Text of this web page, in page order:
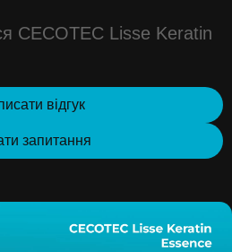
CECOTEC Lisse Keratin
відгук
запитання